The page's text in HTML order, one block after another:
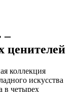
–
ценителей
коллекция
искусства
в четырех